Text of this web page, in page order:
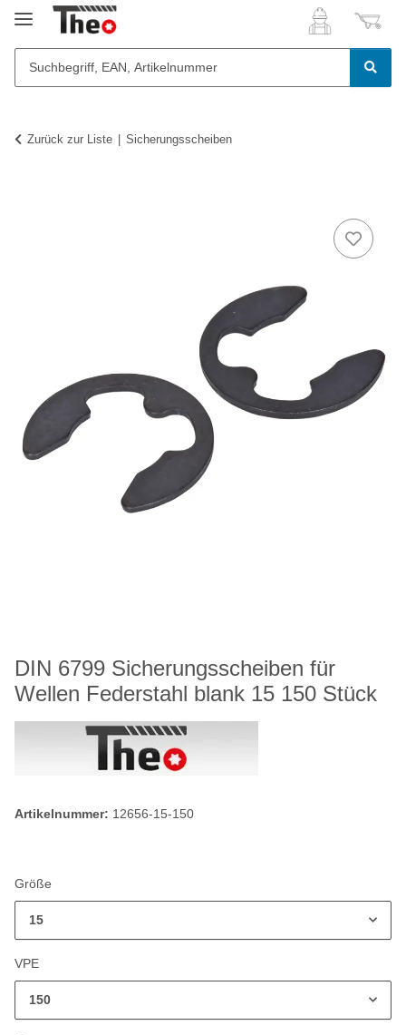
Zurück zur Liste Sicherungsscheiben
DIN 6799 Sicherungsscheiben für
Wellen Federstahl blank 15 150 Stück
Artikelnummer: 12656-15-150
Größe
15
VPE
150